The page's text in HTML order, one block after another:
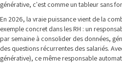
générative, c'est comme un tableur sans
En 2026, la vraie puissance vient de la
exemple concret dans les RH : un
par semaine à consolider des données,
des questions récurrentes des salariés.
générative), ce même responsable